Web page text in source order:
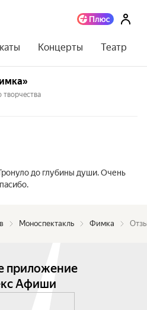
Концерты Театр
творчества
до глубины души. Очень
Моноспектакль Фимка
приложение
Афиши